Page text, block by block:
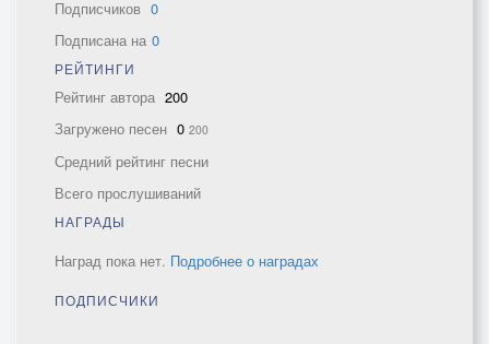
Подписчиков 0
Подписана на 0
РЕЙТИНГИ
Рейтинг автора 200
Загружено песен 0 200
Средний рейтинг песни
Всего прослушиваний
НАГРАДЫ
Наград пока нет. Подробнее о наградах
ПОДПИСЧИКИ